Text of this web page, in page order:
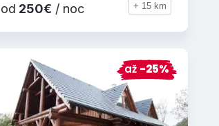
od 250€ / noc + 15 km
až -25%